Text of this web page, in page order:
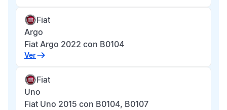
Fiat
Argo
Fiat Argo 2022 con B0104
Ver
Fiat
Uno
Fiat Uno 2015 con B0104, B0107